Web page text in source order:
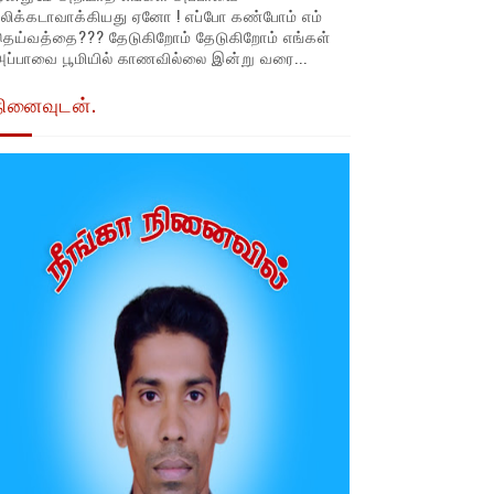
ஏனோ ! எப்போ கண்போம் எம்
தேடுகிறோம் தேடுகிறோம் எங்கள்
பூமியில் காணவில்லை இன்று வரை...